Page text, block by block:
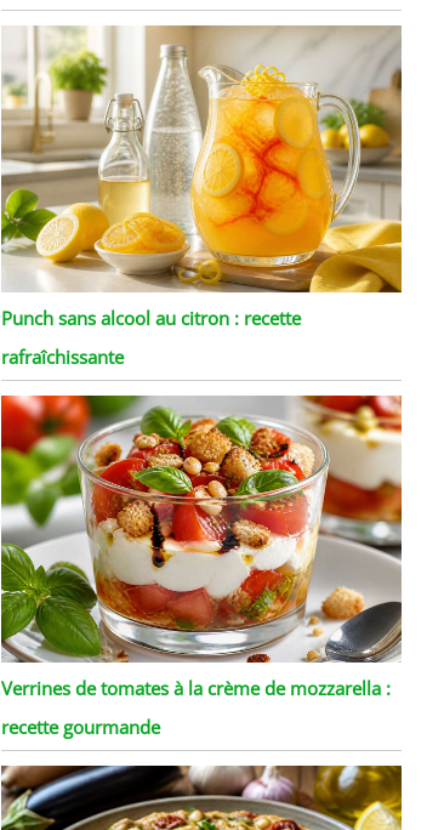
Punch sans alcool au citron : recette
rafraîchissante
Verrines de tomates à la crème de mozzarella :
recette gourmande